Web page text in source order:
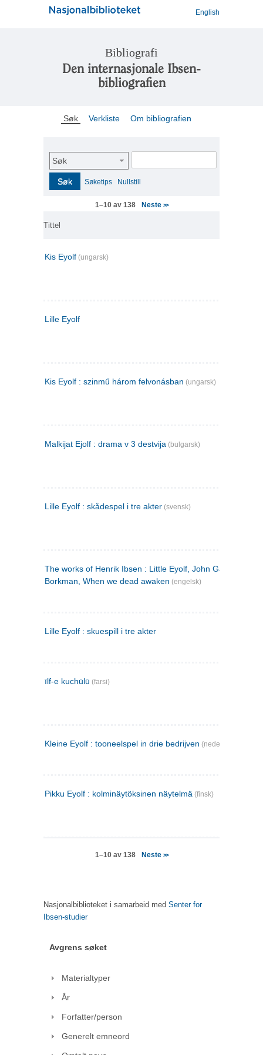
English
Bibliografi
Den internasjonale Ibsen-
bibliografien
Søk Verkliste Om bibliografien
Søk
Søk Søketips Nullstill
1–10 av 138 Neste >>
Tittel
Kis Eyolf (ungarsk)
Lille Eyolf
Kis Eyolf : szinmű három felvonásban (ungarsk)
Malkijat Ejolf : drama v 3 destvija (bulgarsk)
Lille Eyolf : skådespel i tre akter (svensk)
The works of Henrik Ibsen : Little Eyolf, John Gabriel
Borkman, When we dead awaken (engelsk)
Lille Eyolf : skuespill i tre akter
īlf-e kuchūlū (farsi)
Kleine Eyolf : tooneelspel in drie bedrijven (nederlandsk)
Pikku Eyolf : kolminäytöksinen näytelmä (finsk)
1–10 av 138 Neste >>
Nasjonalbiblioteket i samarbeid med Senter for
Ibsen-studier
Avgrens søket
Materialtyper
År
Forfatter/person
Generelt emneord